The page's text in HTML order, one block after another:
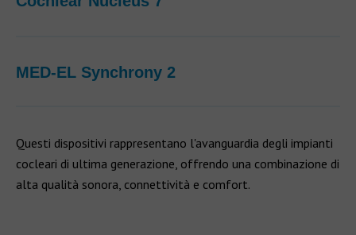
MED-EL Synchrony 2
Questi dispositivi rappresentano l'avanguardia degli impianti
cocleari di ultima generazione, offrendo una combinazione di
alta qualità sonora, connettività e comfort.